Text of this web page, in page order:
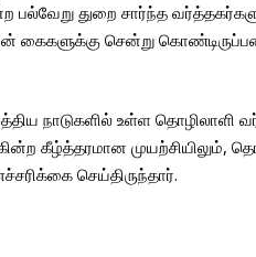
துறை சார்ந்த
கைகளுக்கு சென்று
நாடுகளில் உள்ள
கீழ்த்தரமான முயற்சியிலும்,
செய்திருந்தார்.